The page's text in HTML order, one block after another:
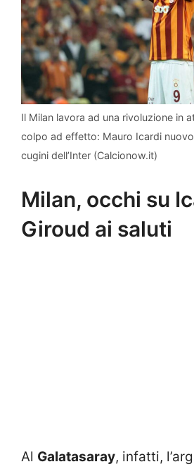
Il Milan lavora ad una rivoluzione in
colpo ad effetto: Mauro Icardi
cugini dell’Inter (Calcionow.it)
Milan, occhi su
Giroud ai saluti
Al Galatasaray, infatti,